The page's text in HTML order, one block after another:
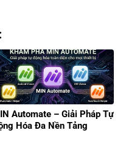
Automate – Giải Pháp Tự
Hóa Đa Nền Tảng